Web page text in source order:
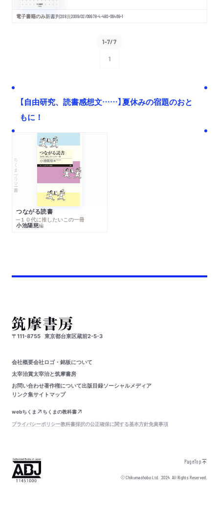
電子書籍のみ新書判208頁2009/02/09978-4-480-06469-1
1-7/7
1
【自由研究、読書感想文……】夏休みの宿題のおと
もに！
ちくまプリマー新書
つながる読書
─１０代に推したいこの一冊
小池陽慈編
〒111-8755 東京都台東区蔵前2-5-3
会社概要会社ロゴ・銘板について
太宰治賞太宰治と筑摩書房
お問い合わせ著作権について出版目録ソーシャルメディア
リンク集サイトマップ
webちくま
ちくまの教科書
プライバシーポリシー教科書採択の公正確保に関する基本方針免責事項
PageTop
© Chikumashobo Ltd.2024 All Rights Reserved.